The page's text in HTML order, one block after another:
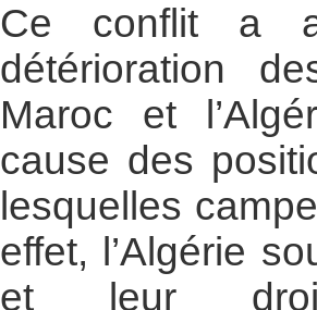
Ce conflit a
détérioration
Maroc et
cause des
lesquelles
effet, l’Algérie
et leur